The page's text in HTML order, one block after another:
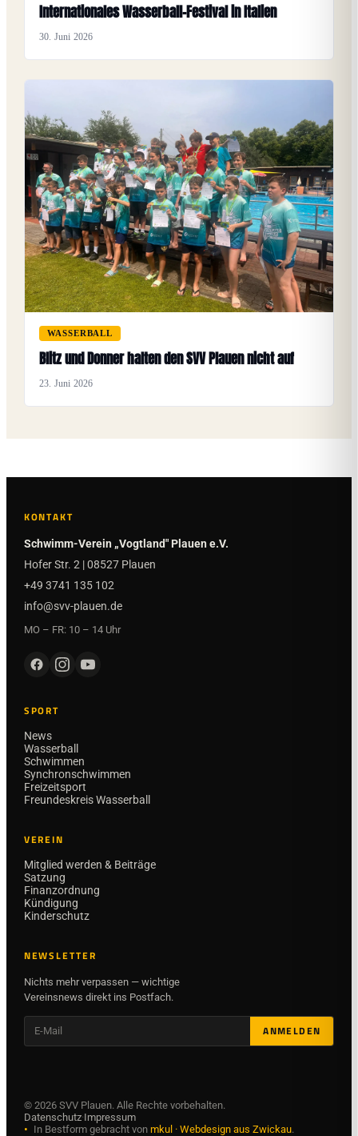
Internationales Wasserball-Festival in Italien
30. Juni 2026
WASSERBALL
Blitz und Donner halten den SVV Plauen nicht auf
23. Juni 2026
KONTAKT
Schwimm-Verein „Vogtland" Plauen e.V.
Hofer Str. 2 | 08527 Plauen
+49 3741 135 102
info@svv-plauen.de
MO – FR: 10 – 14 Uhr
SPORT
News
Wasserball
Schwimmen
Synchronschwimmen
Freizeitsport
Freundeskreis Wasserball
VEREIN
Mitglied werden & Beiträge
Satzung
Finanzordnung
Kündigung
Kinderschutz
NEWSLETTER
Nichts mehr verpassen — wichtige
Vereinsnews direkt ins Postfach.
ANMELDEN
© 2026SVV Plauen. Alle Rechte vorbehalten.
Datenschutz·Impressum
• In Bestform gebracht von mkul · Webdesign aus Zwickau.